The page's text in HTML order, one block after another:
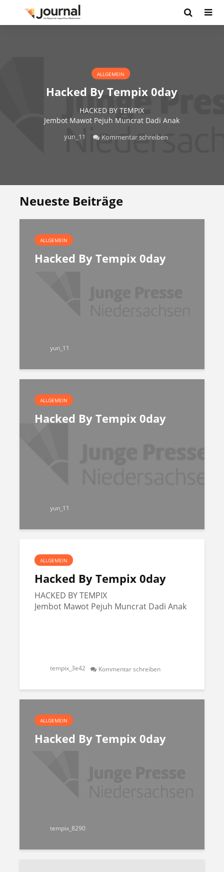
ALLGEMEIN
Hacked By Tempix 0day
HACKED BY TEMPIX
Jembot Mawot Pejuh Muncrat Dadi Anak
yun_11 Kommentar schreiben
Neueste Beiträge
ALLGEMEIN
Hacked By Tempix 0day
yun_11
ALLGEMEIN
Hacked By Tempix 0day
yun_11
ALLGEMEIN
Hacked By Tempix 0day
HACKED BY TEMPIX
Jembot Mawot Pejuh Muncrat Dadi Anak
tempix_3e42 Kommentar schreiben
ALLGEMEIN
Hacked By Tempix 0day
tempix_8290